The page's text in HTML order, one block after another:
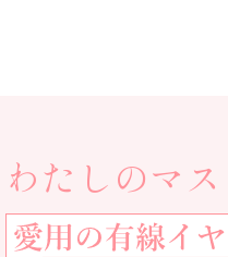
わたしのマ